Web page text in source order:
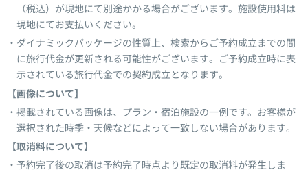
（税込）が現地にて別途かかる場合がございます。施設使用料は
現地にてお支払いください。
ダイナミックパッケージの性質上、検索からご予約成立までの間
に旅行代金が更新される可能性がございます。ご予約成立時に表
示されている旅行代金での契約成立となります。
【画像について】
掲載されている画像は、プラン・宿泊施設の一例です。お客様が
選択された時季・天候などによって一致しない場合があります。
【取消料について】
予約完了後の取消は予約完了時点より既定の取消料が発生しま